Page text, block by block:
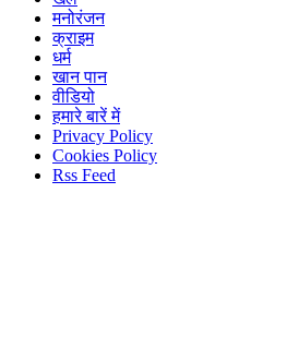
मनोरंजन
क्राइम
धर्म
खान पान
वीडियो
हमारे बारें में
Privacy Policy
Cookies Policy
Rss Feed